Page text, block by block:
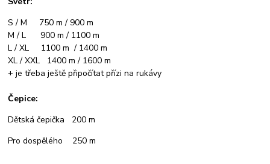
S / M 750 m / 900 m
M / L 900 m / 1100 m
L / XL 1100 m / 1400 m
XL / XXL 1400 m / 1600 m
+ je třeba ještě připočítat přízi na rukávy
Čepice:
Dětská čepička 200 m
Pro dospělého 250 m